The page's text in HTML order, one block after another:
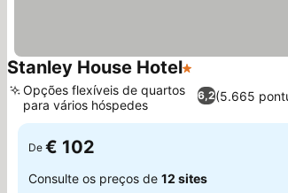
Stanley House Hotel1 Estrelas
6,2(5.665
Opções flexíveis de quartos
para vários hóspedes
De € 102
Consulte os preços de 12 sites